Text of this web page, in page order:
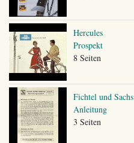
Hercules
Prospekt
8 Seiten
Fichtel und Sachs
Anleitung
3 Seiten